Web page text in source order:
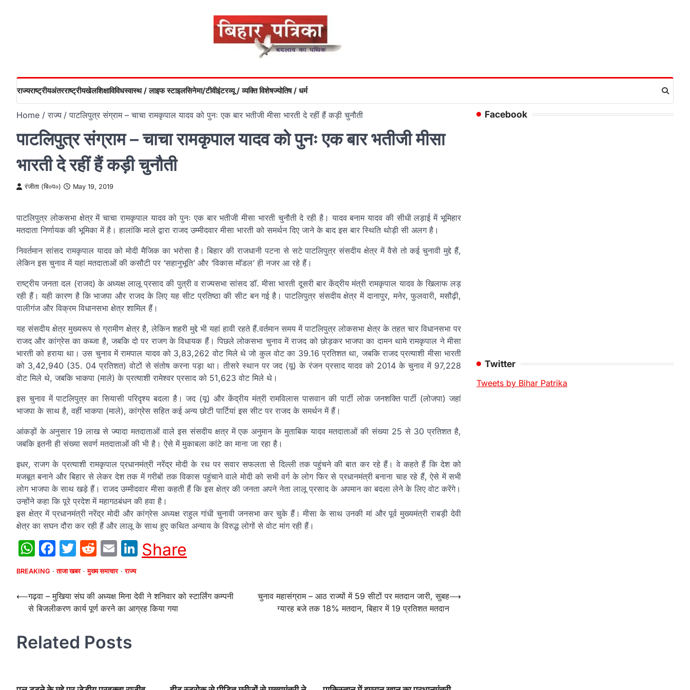
राज्यराष्ट्रीयअंतरराष्ट्रीयखेलशिक्षाविविधस्वास्थ / लाइफ स्टाइलसिनेमा/टीवीइंटरव्यू / व्यक्ति विशेषज्योतिष / धर्म
Home राज्य पाटलिपुत्र संग्राम – चाचा रामकृपाल यादव को पुनः एक बार भतीजी मीसा भारती दे रहीं हैं कड़ी चुनौती
पाटलिपुत्र संग्राम – चाचा रामकृपाल यादव को पुनः एक बार भतीजी मीसा
भारती दे रहीं हैं कड़ी चुनौती
रंजीता (बि०प०) May 19, 2019
पाटलिपुत्र लोकसभा क्षेत्र में चाचा रामकृपाल यादव को पुनः एक बार भतीजी मीसा भारती चुनौती दे रही है। यादव बनाम यादव की सीधी लड़ाई में भूमिहार
मतदाता निर्णायक की भूमिका में है। हालांकि माले द्वारा राजद उम्मीदवार मीसा भारती को समर्थन दिए जाने के बाद इस बार स्थिति थोड़ी सी अलग है।
निवर्तमान सांसद रामकृपाल यादव को मोदी मैजिक का भरोसा है। बिहार की राजधानी पटना से सटे पाटलिपुत्र संसदीय क्षेत्र में वैसे तो कई चुनावी मुद्दे हैं,
लेकिन इस चुनाव में यहां मतदाताओं की कसौटी पर ‘सहानुभूति’ और ‘विकास मॉडल’ ही नजर आ रहे हैं।
राष्ट्रीय जनता दल (राजद) के अध्यक्ष लालू प्रसाद की पुत्री व राज्यसभा सांसद डॉ. मीसा भारती दूसरी बार केंद्रीय मंत्री रामकृपाल यादव के खिलाफ लड़
रही हैं। यही कारण है कि भाजपा और राजद के लिए यह सीट प्रतिष्ठा की सीट बन गई है। पाटलिपुत्र संसदीय क्षेत्र में दानापुर, मनेर, फुलवारी, मसौढ़ी,
पालीगंज और विक्रम विधानसभा क्षेत्र शामिल हैं।
यह संसदीय क्षेत्र मुख्यरूप से ग्रामीण क्षेत्र है, लेकिन शहरी मुद्दे भी यहां हावी रहते हैं.वर्तमान समय में पाटलिपुत्र लोकसभा क्षेत्र के तहत चार विधानसभा पर
राजद और कांग्रेस का कब्जा है, जबकि दो पर राजग के विधायक हैं। पिछले लोकसभा चुनाव में राजद को छोड़कर भाजपा का दामन थामे रामकृपाल ने मीसा
भारती को हराया था। उस चुनाव में रामपाल यादव को 3,83,262 वोट मिले थे जो कुल वोट का 39.16 प्रतिशत था, जबकि राजद प्रत्याशी मीसा भारती
को 3,42,940 (35. 04 प्रतिशत) वोटों से संतोष करना पड़ा था। तीसरे स्थान पर जद (यू) के रंजन प्रसाद यादव को 2014 के चुनाव में 97,228
वोट मिले थे, जबकि भाकपा (माले) के प्रत्याशी रामेश्वर प्रसाद को 51,623 वोट मिले थे।
इस चुनाव में पाटलिपुत्र का सियासी परिदृश्य बदला है। जद (यू) और केंद्रीय मंत्री रामविलास पासवान की पार्टी लोक जनशक्ति पार्टी (लोजपा) जहां
भाजपा के साथ है, वहीं भाकपा (माले), कांग्रेस सहित कई अन्य छोटी पार्टियां इस सीट पर राजद के समर्थन में हैं।
आंकड़ों के अनुसार 19 लाख से ज्यादा मतदाताओं वाले इस संसदीय क्षत्र में एक अनुमान के मुताबिक यादव मतदाताओं की संख्या 25 से 30 प्रतिशत है,
जबकि इतनी ही संख्या सवर्ण मतदाताओं की भी है। ऐसे में मुकाबला कांटे का माना जा रहा है।
इधर, राजग के प्रत्याशी रामकृपाल प्रधानमंत्री नरेंद्र मोदी के रथ पर सवार सफलता से दिल्ली तक पहुंचने की बात कर रहे हैं। वे कहते हैं कि देश को
मजबूत बनाने और बिहार से लेकर देश तक में गरीबों तक विकास पहुंचाने वाले मोदी को सभी वर्ग के लोग फिर से प्रधानमंत्री बनाना चाह रहे हैं, ऐसे में सभी
लोग भाजपा के साथ खड़े हैं। राजद उम्मीदवार मीसा कहती हैं कि इस क्षेत्र की जनता अपने नेता लालू प्रसाद के अपमान का बदला लेने के लिए वोट करेंगे।
उन्होंने कहा कि पूरे प्रदेश में महागठबंधन की हवा है।
इस क्षेत्र में प्रधानमंत्री नरेंद्र मोदी और कांग्रेस अध्यक्ष राहुल गांधी चुनावी जनसभा कर चुके हैं। मीसा के साथ उनकी मां और पूर्व मुख्यमंत्री राबड़ी देवी
क्षेत्र का सघन दौरा कर रही हैं और लालू के साथ हुए कथित अन्याय के विरुद्ध लोगों से वोट मांग रही हैं।
WhatsApp
Facebook
Twitter
Reddit
EmailLinkedIn
Share
BREAKING ताजा खबर मुख्य समाचार राज्य
Post
navigation
⟵गढ़वा – मुखिया संघ की अध्यक्ष मिना देवी ने शनिवार को स्टार्लिंग कम्पनी
से बिजलीकरण कार्य पूर्ण करने का आग्रह किया गया
चुनाव महासंग्राम – आठ राज्यों में 59 सीटों पर मतदान जारी, सुबह
ग्यारह बजे तक 18% मतदान, बिहार में 19 प्रतिशत मतदान
⟶
Related Posts
Facebook
Twitter
Tweets by Bihar Patrika